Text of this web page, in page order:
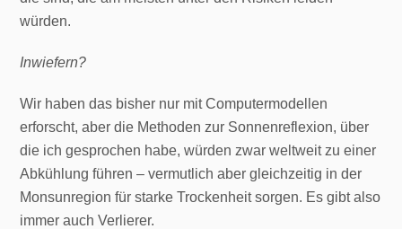
würden.
Inwiefern?
Wir haben das bisher nur mit Computermodellen
erforscht, aber die Methoden zur Sonnenreflexion, über
die ich gesprochen habe, würden zwar weltweit zu einer
Abkühlung führen – vermutlich aber gleichzeitig in der
Monsunregion für starke Trockenheit sorgen. Es gibt also
immer auch Verlierer.